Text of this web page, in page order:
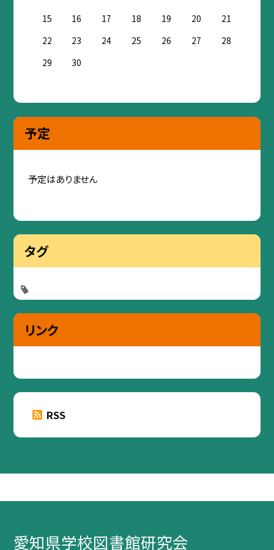
15
16 17 18 19 20
21
22
23 24 25 26 27
28
29
30
予定
予定はありません
タグ
リンク
RSS
愛知県学校図書館研究会